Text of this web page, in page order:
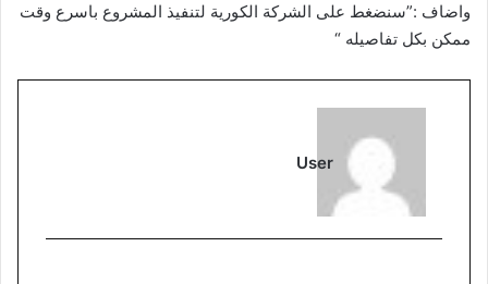
واضاف :”سنضغط على الشركة الكورية لتنفيذ المشروع باسرع وقت
ممكن بكل تفاصيله “
User